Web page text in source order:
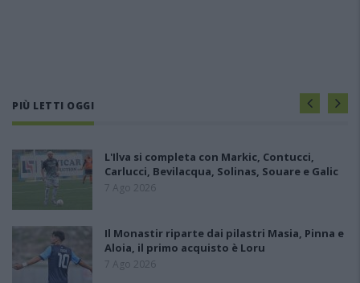
PIÙ LETTI OGGI
L'Ilva si completa con Markic, Contucci,
Carlucci, Bevilacqua, Solinas, Souare e Galic
7 Ago 2026
Il Monastir riparte dai pilastri Masia, Pinna e
Aloia, il primo acquisto è Loru
7 Ago 2026